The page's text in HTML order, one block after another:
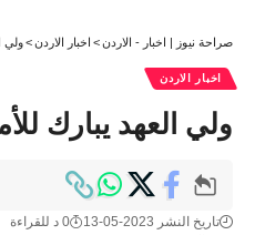
صراحة نيوز | اخبار - الاردن> اخبار الاردن>ولي
اخبار الاردن
ولي العهد يبارك
تاريخ النشر 2023-05-13 0 د للقراءة